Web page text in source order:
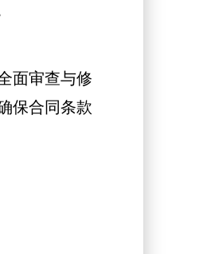
面审查与修
保合同条款